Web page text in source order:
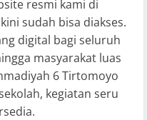
resmi kami di
kini sudah bisa diakses.
digital bagi seluruh
masyarakat luas
6 Tirtomoyo
kegiatan seru